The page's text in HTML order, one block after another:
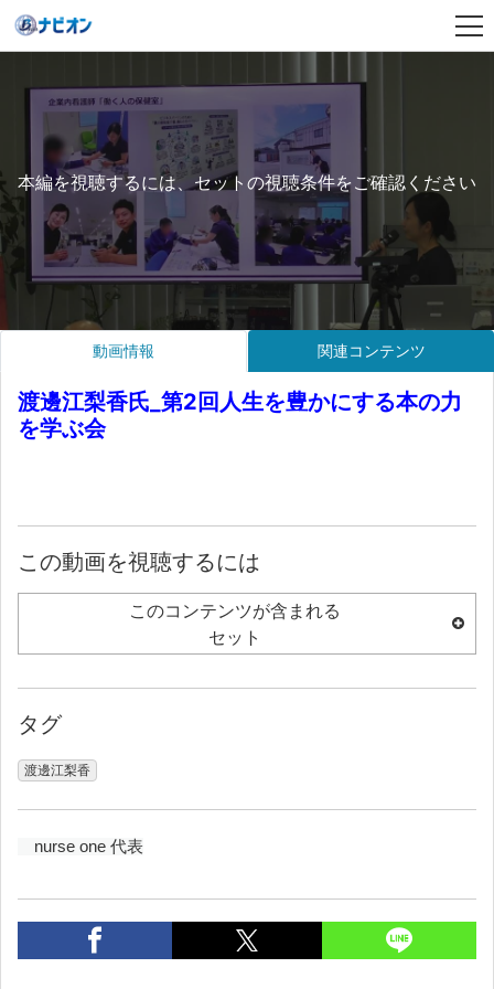
本編を視聴するには、セットの視聴条件をご確認ください
動画情報 関連コンテンツ
渡邊江梨香氏_第2回人生を豊かにする本の力
を学ぶ会
この動画を視聴するには
このコンテンツが含まれる
セット
タグ
渡邊江梨香
nurse one 代表